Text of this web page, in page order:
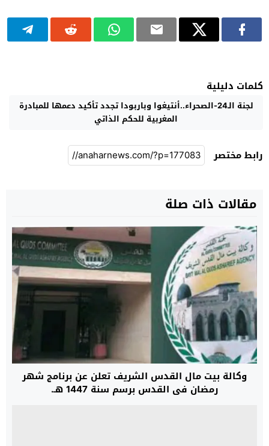
كلمات دليلية
لجنة الـ24-الصحراء..أنتيغوا وباربودا تجدد تأكيد دعمها للمبادرة
المغربية للحكم الذاتي
رابط مختصر
مقالات ذات صلة
وكالة بيت مال القدس الشريف تعلن عن برنامج شهر
رمضان في القدس برسم سنة 1447 هـ.